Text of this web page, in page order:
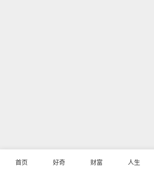
首页 好奇 财富 人生